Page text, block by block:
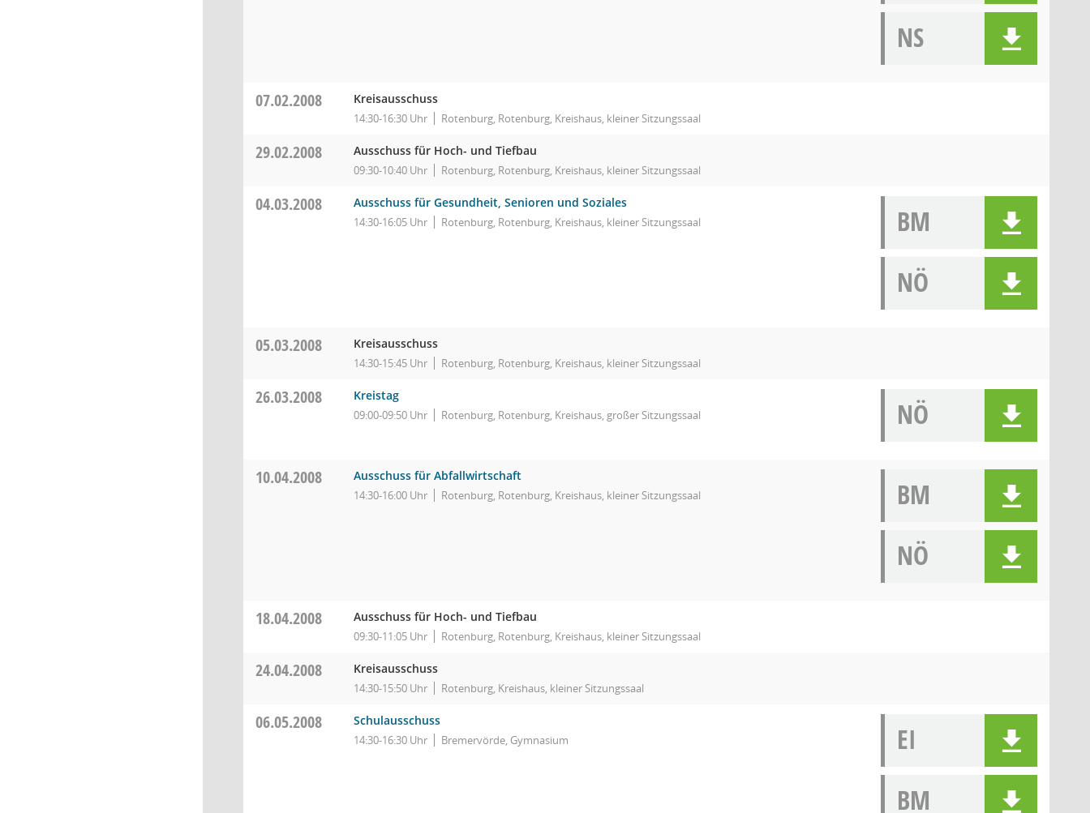
NS
07.02.2008 Kreisausschuss
14:30-16:30 Uhr Rotenburg, Rotenburg, Kreishaus, kleiner Sitzungssaal
29.02.2008 Ausschuss für Hoch- und Tiefbau
09:30-10:40 Uhr Rotenburg, Rotenburg, Kreishaus, kleiner Sitzungssaal
04.03.2008 Ausschuss für Gesundheit, Senioren und Soziales
14:30-16:05 Uhr Rotenburg, Rotenburg, Kreishaus, kleiner Sitzungssaal
BM
NÖ
05.03.2008 Kreisausschuss
14:30-15:45 Uhr Rotenburg, Rotenburg, Kreishaus, kleiner Sitzungssaal
26.03.2008 Kreistag
09:00-09:50 Uhr Rotenburg, Rotenburg, Kreishaus, großer Sitzungssaal NÖ
10.04.2008 Ausschuss für Abfallwirtschaft
14:30-16:00 Uhr Rotenburg, Rotenburg, Kreishaus, kleiner Sitzungssaal
BM
NÖ
18.04.2008 Ausschuss für Hoch- und Tiefbau
09:30-11:05 Uhr Rotenburg, Rotenburg, Kreishaus, kleiner Sitzungssaal
24.04.2008 Kreisausschuss
14:30-15:50 Uhr Rotenburg, Kreishaus, kleiner Sitzungssaal
06.05.2008 Schulausschuss
14:30-16:30 Uhr Bremervörde, Gymnasium
EI
BM